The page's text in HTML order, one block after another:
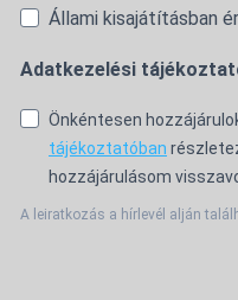
Állami kisajátításban
Adatkezelési
Önkéntesen
tájékoztatóban
hozzájárulásom
A leiratkozás a hírlevél alján